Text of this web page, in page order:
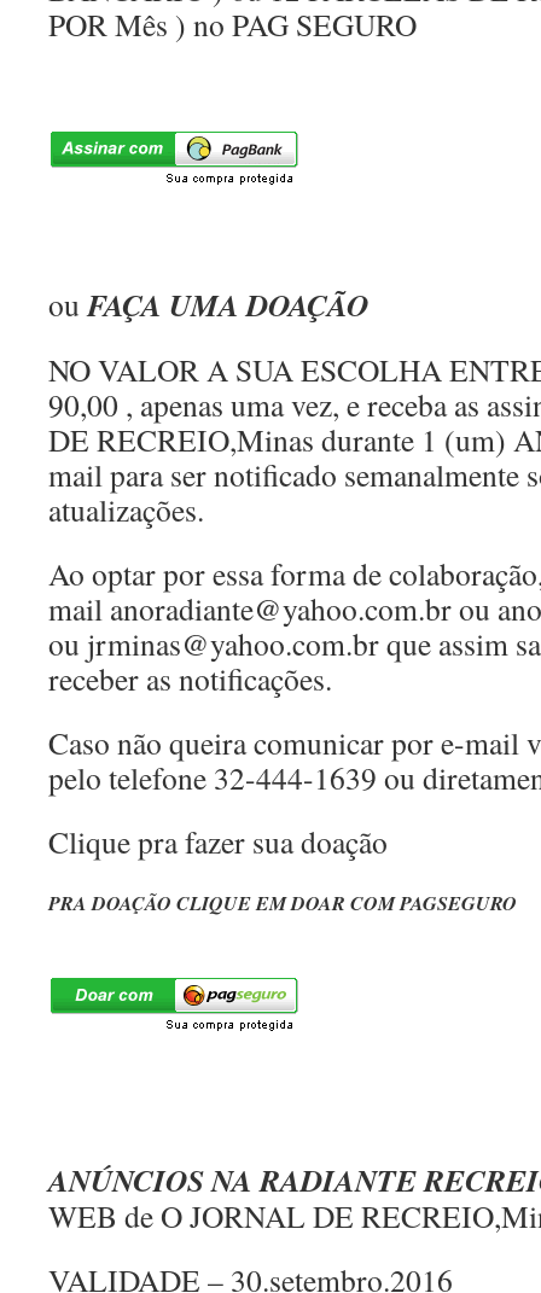
POR Mês ) no PAG SEGURO
ouFAÇA UMA DOAÇÃO
NO VALOR A SUA ESCOLHA
90,00 , apenas uma vez, e receba as
DE RECREIO,Minas durante 1 (um)
mail para ser notificado semanalmente
atualizações.
Ao optar por essa forma de
mail anoradiante@yahoo.com.br ou
ou jrminas@yahoo.com.br que assim
receber as notificações.
Caso não queira comunicar por e-mail
pelo telefone 32-444-1639 ou
Clique pra fazer sua doação
PRA DOAÇÃO CLIQUE EM DOAR COM PAGSEGURO
ANÚNCIOS NA RADIANTE
WEB de O JORNAL DE
VALIDADE – 30.setembro.2016